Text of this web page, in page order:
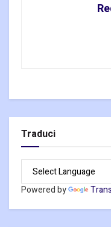
Traduci
Powered by